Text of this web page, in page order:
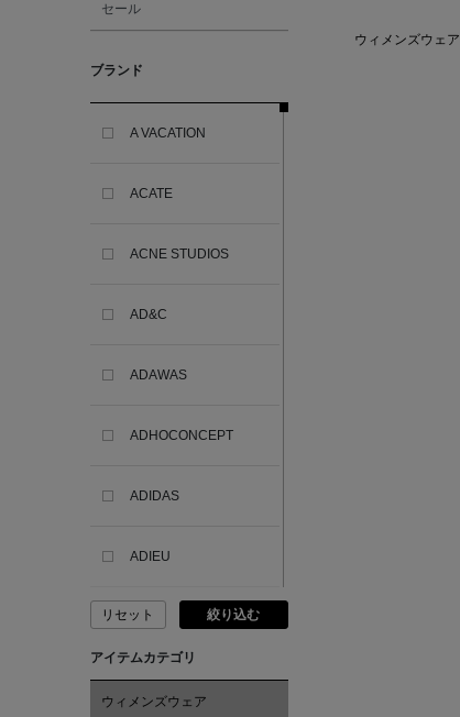
セール
ブランド
A VACATION
ACATE
ACNE STUDIOS
AD&C
ADAWAS
ADHOCONCEPT
ADIDAS
ADIEU
ADLIN HUE
ADVISORY BOARD
CRYSTALS
リセット 絞り込む
アイテムカテゴリ
ウィメンズウェア
ウィメンズウェア